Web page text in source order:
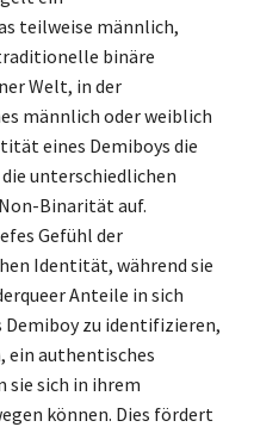
teilweise männlich,
binäre
Welt, in der
männlich oder weiblich
eines Demiboys die
unterschiedlichen
Binarität auf.
Gefühl der
Identität, während sie
Anteile in sich
zu identifizieren,
ein authentisches
sie sich in ihrem
können. Dies fördert